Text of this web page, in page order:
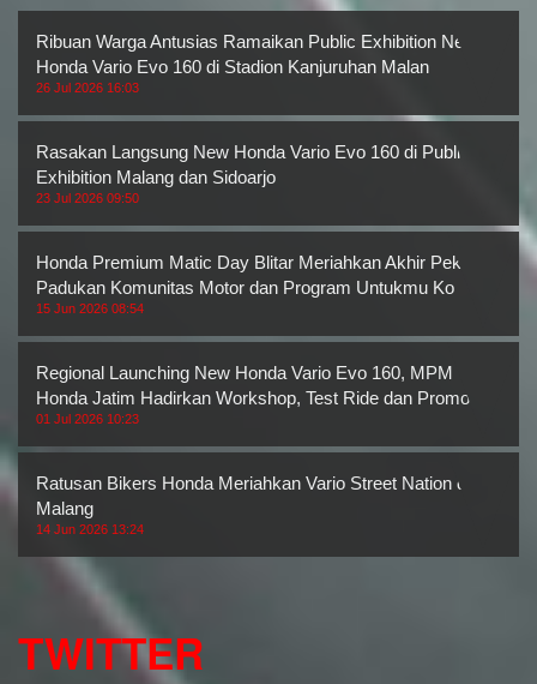
Ribuan Warga Antusias Ramaikan Public Exhibition New
Honda Vario Evo 160 di Stadion Kanjuruhan Malan
26 Jul 2026 16:03
Rasakan Langsung New Honda Vario Evo 160 di Public
Exhibition Malang dan Sidoarjo
23 Jul 2026 09:50
Honda Premium Matic Day Blitar Meriahkan Akhir Pekan,
Padukan Komunitas Motor dan Program Untukmu Ko
15 Jun 2026 08:54
Regional Launching New Honda Vario Evo 160, MPM
Honda Jatim Hadirkan Workshop, Test Ride dan Promo M
01 Jul 2026 10:23
Ratusan Bikers Honda Meriahkan Vario Street Nation di
Malang
14 Jun 2026 13:24
TWITTER